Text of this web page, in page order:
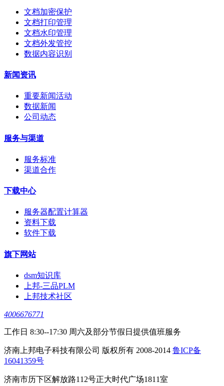
文档加密保护
文档打印管理
文档水印管理
文档外发管控
数据内容识别
新闻资讯
重要新闻活动
数据新闻
公司动态
服务与渠道
服务标准
渠道合作
下载中心
服务器配置计算器
资料下载
软件下载
旗下网站
dsm知识库
上邦-三品PLM
上邦技术社区
4006676771
工作日 8:30--17:30 周六及部分节假日提供值班服务
济南上邦电子科技有限公司 版权所有 2008-2014 鲁ICP备
16041359号
济南市历下区解放路112号正大时代广场1811室